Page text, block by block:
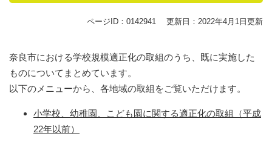
ページID：0142941 更新日：2022年4月1日更新
奈良市における学校規模適正化の取組のうち、既に実施した
ものについてまとめています。
以下のメニューから、各地域の取組をご覧いただけます。
小学校、幼稚園、こども園に関する適正化の取組（平成
22年以前）